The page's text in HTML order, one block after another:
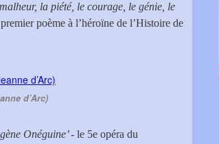
la piété, le courage, le génie, le
poème à l’héroïne de l’Histoire de
d’Arc)
Onéguine’ - le 5e opéra du